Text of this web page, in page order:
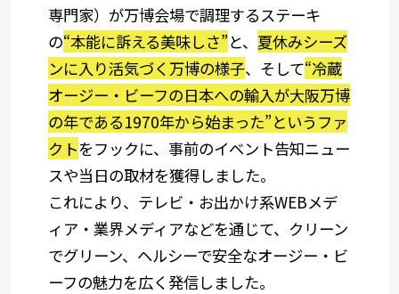
専門家）が万博会場で調理するステーキ
の“本能に訴える美味しさ”と、 夏休みシーズ
ンに入り活気づく万博の様子、そして“冷蔵
オージー・ビーフの日本への輸入が大阪万博
の年である1970年から始まった”というファ
クトをフックに、事前のイベント告知ニュー
スや当日の取材を獲得しました。
これにより、テレビ・お出かけ系WEBメデ
ィア・業界メディアなどを通じて、クリーン
でグリーン、ヘルシーで安全なオージー・ビ
ーフの魅力を広く発信しました。